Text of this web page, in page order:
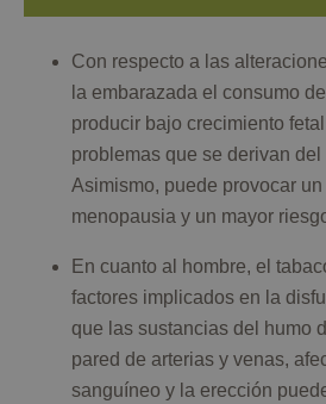
Con respecto a las
la embarazada el consumo
producir bajo crecimiento
problemas que se derivan
Asimismo, puede provocar
menopausia y un mayor
En cuanto al hombre, el
factores implicados en la
que las sustancias del humo
pared de arterias y venas,
sanguíneo y la erección